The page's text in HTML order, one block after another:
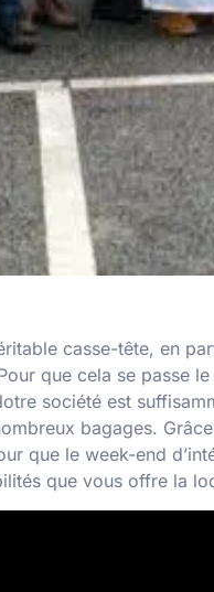
casse-tête, en
que cela se passe
société est
bagages.
que le week-end
que vous offre la